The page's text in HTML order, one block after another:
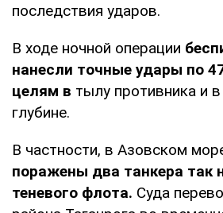
последствия ударов.
В ходе ночной операции
нанесли точные удары по
целям в тылу противника и
глубине.
В частности, в Азовском
поражены два танкера так
теневого флота. Суда